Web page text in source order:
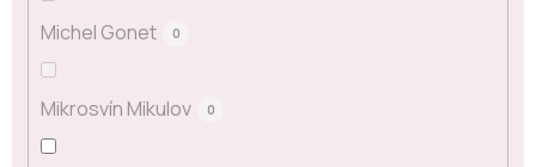
Michel Gonet 0
Mikrosvín Mikulov 0